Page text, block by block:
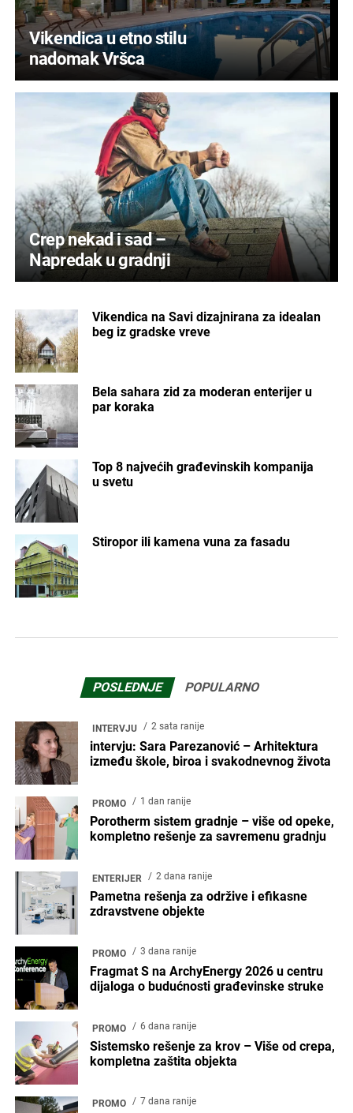
Vikendica u etno stilu
nadomak Vršca
Crep nekad i sad –
Napredak u gradnji
Vikendica na Savi dizajnirana za idealan
beg iz gradske vreve
Bela sahara zid za moderan enterijer u
par koraka
Top 8 najvećih građevinskih kompanija
u svetu
Stiropor ili kamena vuna za fasadu
POSLEDNJE POPULARNO
INTERVJU 2 sata ranije
intervju: Sara Parezanović – Arhitektura
između škole, biroa i svakodnevnog života
PROMO 1 dan ranije
Porotherm sistem gradnje – više od opeke,
kompletno rešenje za savremenu gradnju
ENTERIJER 2 dana ranije
Pametna rešenja za održive i efikasne
zdravstvene objekte
PROMO 3 dana ranije
Fragmat S na ArchyEnergy 2026 u centru
dijaloga o budućnosti građevinske struke
PROMO 6 dana ranije
Sistemsko rešenje za krov – Više od crepa,
kompletna zaštita objekta
PROMO 7 dana ranije